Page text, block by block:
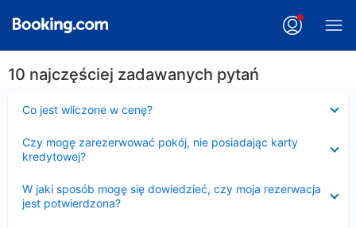
10 najczęściej zadawanych pytań
Co jest wliczone w cenę?
Czy mogę zarezerwować pokój, nie posiadając karty
kredytowej?
W jaki sposób mogę się dowiedzieć, czy moja rezerwacja
jest potwierdzona?